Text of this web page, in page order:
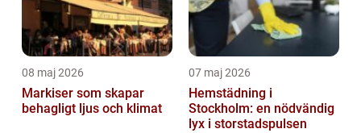
08 maj 2026
Markiser som skapar
behagligt ljus och klimat
07 maj 2026
Hemstädning i
Stockholm: en nödvändig
lyx i storstadspulsen